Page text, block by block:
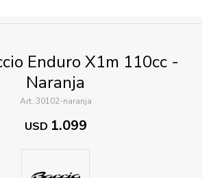
Enduro X1m 110cc -
Naranja
30102-naranja
USD 1.099